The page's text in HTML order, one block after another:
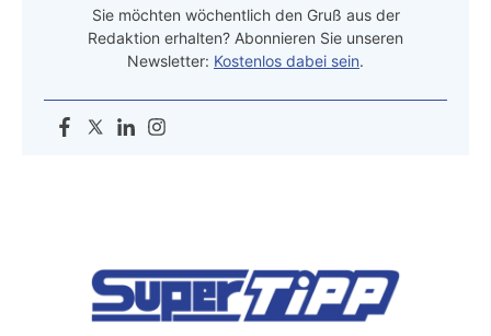
Sie möchten wöchentlich den Gruß aus der
Redaktion erhalten? Abonnieren Sie unseren
Newsletter: Kostenlos dabei sein.